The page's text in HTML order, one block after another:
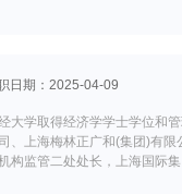
日期：2025-04-09
大学取得经济学学士学位和
、上海梅林正广和(集团)有
构监管二处处长，上海国际